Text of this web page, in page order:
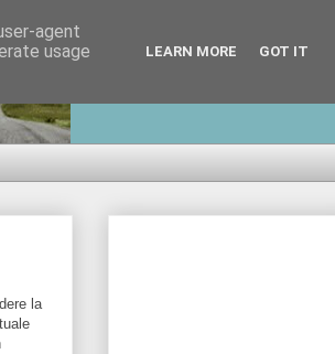
la
agent
usage
LEARN MORE GOT IT